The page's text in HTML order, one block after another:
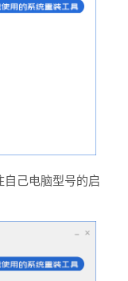
自己电脑型号的启